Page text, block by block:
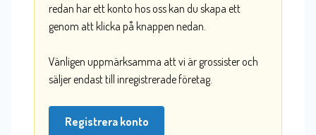
redan har ett konto hos oss kan du skapa ett
genom att klicka på knappen nedan.
Vänligen uppmärksamma att vi är grossister och
säljer endast till inregistrerade företag.
Registrera konto